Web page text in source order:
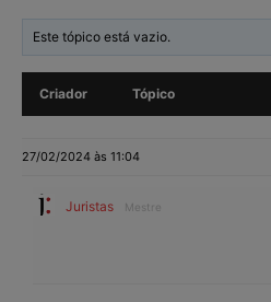
Este tópico está vazio.
Criador Tópico
27/02/2024 às 11:04
Juristas Mestre